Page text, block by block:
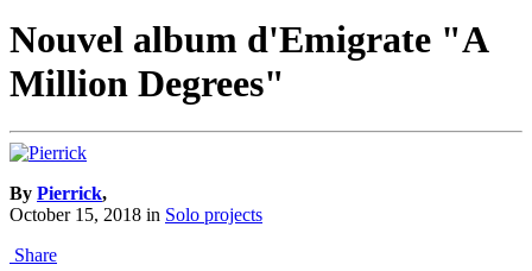
Nouvel album d'Emigrate "A
Million Degrees"
By Pierrick,
October 15, 2018 in Solo projects
Share